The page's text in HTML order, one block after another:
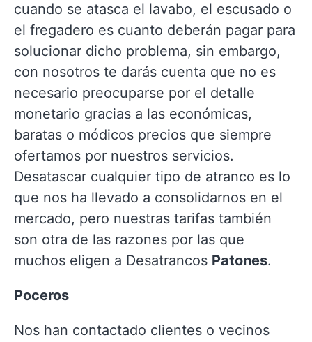
cuando se atasca el lavabo, el escusado o
el fregadero es cuanto deberán pagar para
solucionar dicho problema, sin embargo,
con nosotros te darás cuenta que no es
necesario preocuparse por el detalle
monetario gracias a las económicas,
baratas o módicos precios que siempre
ofertamos por nuestros servicios.
Desatascar cualquier tipo de atranco es lo
que nos ha llevado a consolidarnos en el
mercado, pero nuestras tarifas también
son otra de las razones por las que
muchos eligen a Desatrancos Patones.
Poceros
Nos han contactado clientes o vecinos